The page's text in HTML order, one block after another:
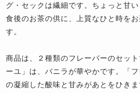
グ・セックは繊細です。ちょっと甘い
食後のお茶の供に、上質なひと時を
す。
商品は、２種類のフレーバーのセッ
ーユ」は、バニラが華やかです。「
の凝縮した酸味と甘みがあとをひき